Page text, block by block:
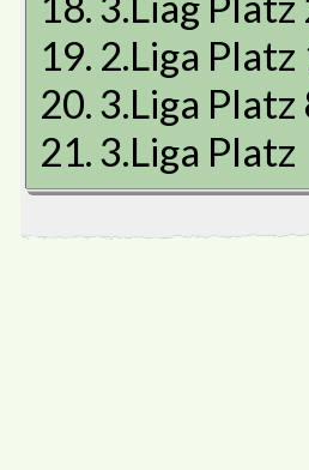
19. 2.Liga Platz
20. 3.Liga Platz
21. 3.Liga Platz